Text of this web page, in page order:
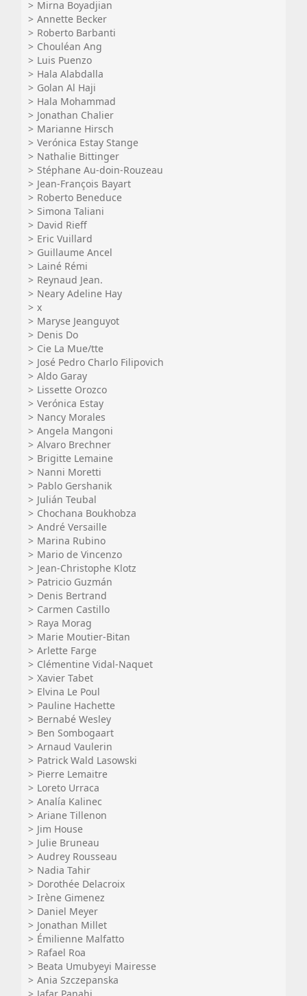
Mirna Boyadjian
Annette Becker
Roberto Barbanti
Chouléan Ang
Luis Puenzo
Hala Alabdalla
Golan Al Haji
Hala Mohammad
Jonathan Chalier
Marianne Hirsch
Verónica Estay Stange
Nathalie Bittinger
Stéphane Au-doin-Rouzeau
Jean-François Bayart
Roberto Beneduce
Simona Taliani
David Rieff
Eric Vuillard
Guillaume Ancel
Lainé Rémi
Reynaud Jean.
Neary Adeline Hay
x
Maryse Jeanguyot
Denis Do
Cie La Mue/tte
José Pedro Charlo Filipovich
Aldo Garay
Lissette Orozco
Verónica Estay
Nancy Morales
Angela Mangoni
Alvaro Brechner
Brigitte Lemaine
Nanni Moretti
Pablo Gershanik
Julián Teubal
Chochana Boukhobza
André Versaille
Marina Rubino
Mario de Vincenzo
Jean-Christophe Klotz
Patricio Guzmán
Denis Bertrand
Carmen Castillo
Raya Morag
Marie Moutier-Bitan
Arlette Farge
Clémentine Vidal-Naquet
Xavier Tabet
Elvina Le Poul
Pauline Hachette
Bernabé Wesley
Ben Sombogaart
Arnaud Vaulerin
Patrick Wald Lasowski
Pierre Lemaitre
Loreto Urraca
Analía Kalinec
Ariane Tillenon
Jim House
Julie Bruneau
Audrey Rousseau
Nadia Tahir
Dorothée Delacroix
Irène Gimenez
Daniel Meyer
Jonathan Millet
Émilienne Malfatto
Rafael Roa
Beata Umubyeyi Mairesse
Ania Szczepanska